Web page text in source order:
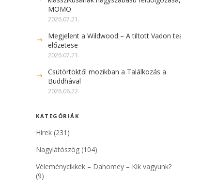
MOMO
2026.07.21.
Megjelent a Wildwood – A tiltott Vadon teaser
előzetese
2026.07.21.
Csütörtöktől mozikban a Találkozás a
Buddhával
2026.06.22.
KATEGÓRIÁK
Hírek (231)
Nagylátószög (104)
Véleménycikkek – Dahomey – Kik vagyunk?
(9)